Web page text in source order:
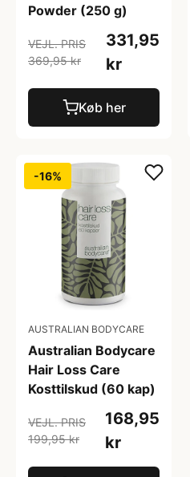
Powder (250 g)
VEJL. PRIS
369,95 kr
331,95
kr
Køb her
-16%
AUSTRALIAN BODYCARE
Australian Bodycare
Hair Loss Care
Kosttilskud (60 kap)
VEJL. PRIS
199,95 kr
168,95
kr